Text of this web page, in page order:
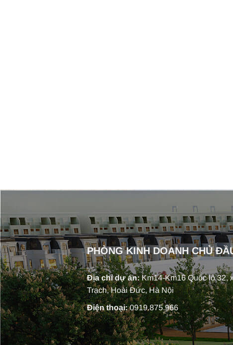
PHÒNG KINH DOANH CHỦ
Địa chỉ dự án:Km14-Km16 Quốc lộ 32,
Trạch, Hoài Đức, Hà Nội
Điện thoại:0919.875.966